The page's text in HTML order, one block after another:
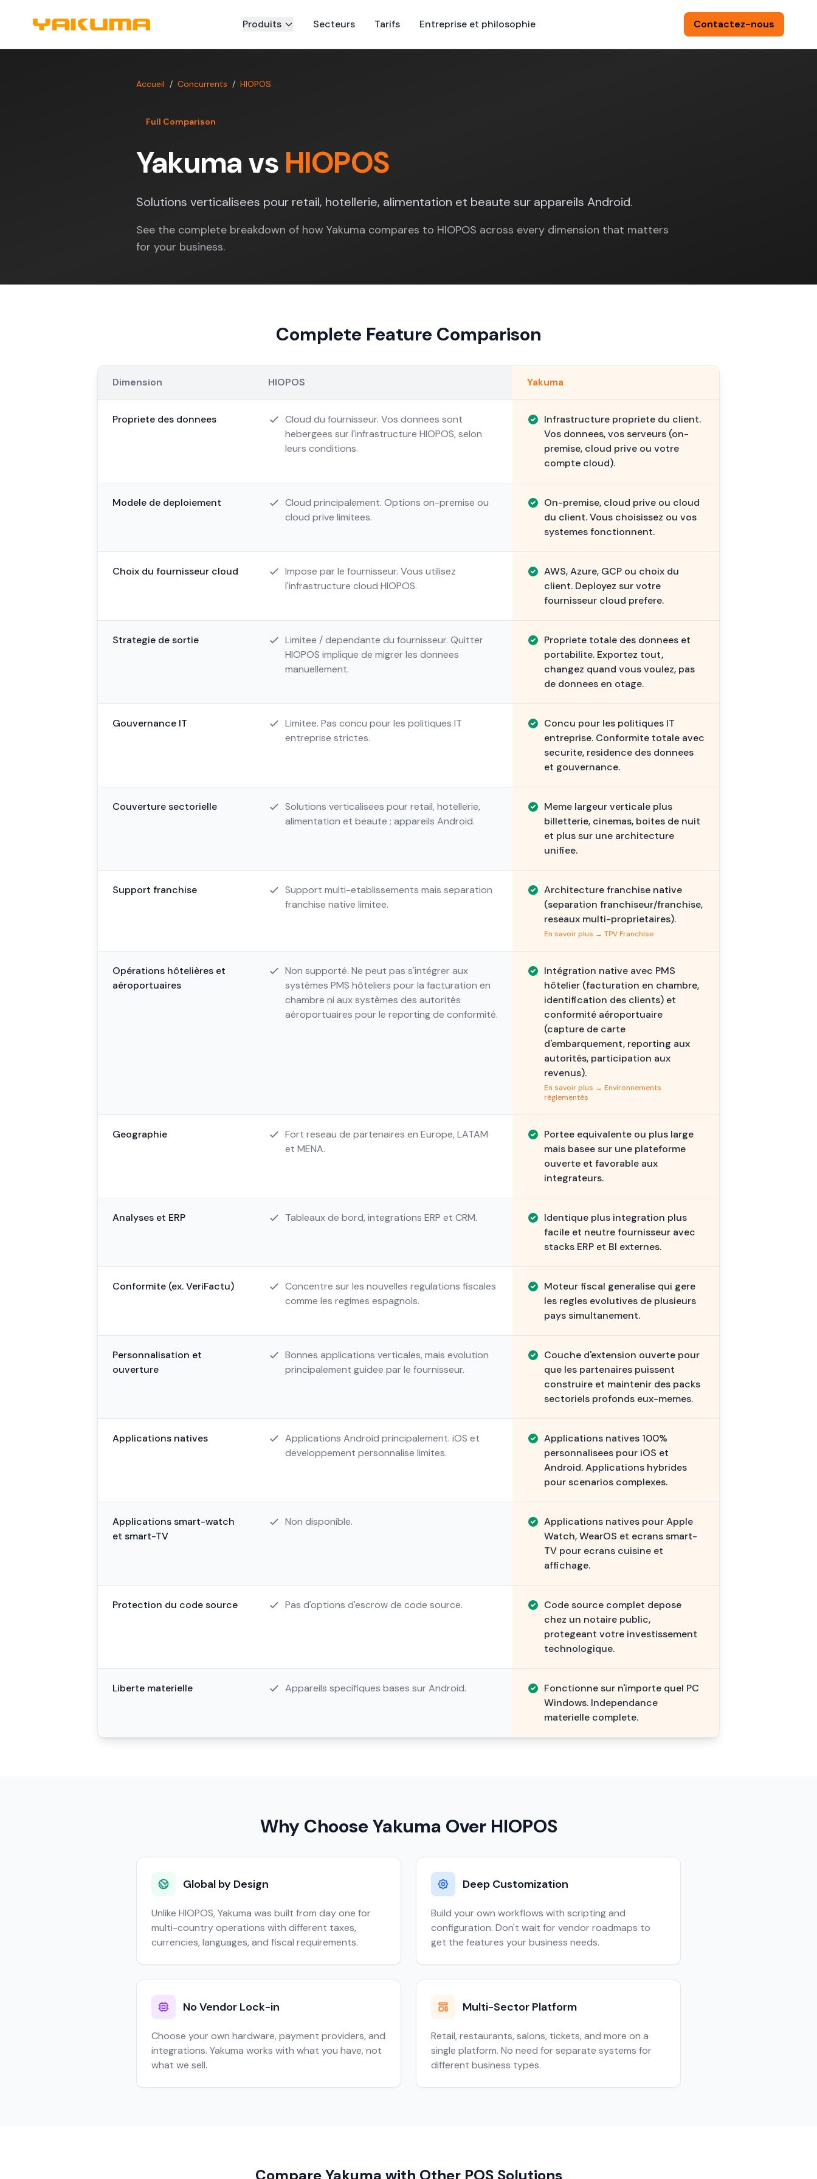
Produits
Secteurs Tarifs Entreprise et philosophie Contactez-nous
Accueil / Concurrents / HIOPOS
Full Comparison
Yakuma vs HIOPOS
Solutions verticalisees pour retail, hotellerie, alimentation et beaute sur appareils Android.
See the complete breakdown of how Yakuma compares to HIOPOS across every dimension that matters
for your business.
Complete Feature Comparison
Dimension HIOPOS Yakuma
Propriete des donnees
Cloud du fournisseur. Vos donnees sont
hebergees sur l'infrastructure HIOPOS, selon
leurs conditions.
Infrastructure propriete du client.
Vos donnees, vos serveurs (on-
premise, cloud prive ou votre
compte cloud).
Modele de deploiement
Cloud principalement. Options on-premise ou
cloud prive limitees.
On-premise, cloud prive ou cloud
du client. Vous choisissez ou vos
systemes fonctionnent.
Choix du fournisseur cloud
Impose par le fournisseur. Vous utilisez
l'infrastructure cloud HIOPOS.
AWS, Azure, GCP ou choix du
client. Deployez sur votre
fournisseur cloud prefere.
Strategie de sortie
Limitee / dependante du fournisseur. Quitter
HIOPOS implique de migrer les donnees
manuellement.
Propriete totale des donnees et
portabilite. Exportez tout,
changez quand vous voulez, pas
de donnees en otage.
Gouvernance IT
Limitee. Pas concu pour les politiques IT
entreprise strictes.
Concu pour les politiques IT
entreprise. Conformite totale avec
securite, residence des donnees
et gouvernance.
Couverture sectorielle
Solutions verticalisees pour retail, hotellerie,
alimentation et beaute ; appareils Android.
Meme largeur verticale plus
billetterie, cinemas, boites de nuit
et plus sur une architecture
unifiee.
Support franchise
Support multi-etablissements mais separation
franchise native limitee.
Architecture franchise native
(separation franchiseur/franchise,
reseaux multi-proprietaires).
En savoir plus → TPV Franchise
Opérations hôtelières et
aéroportuaires
Non supporté. Ne peut pas s'intégrer aux
systèmes PMS hôteliers pour la facturation en
chambre ni aux systèmes des autorités
aéroportuaires pour le reporting de conformité.
Intégration native avec PMS
hôtelier (facturation en chambre,
identification des clients) et
conformité aéroportuaire
(capture de carte
d'embarquement, reporting aux
autorités, participation aux
revenus).
En savoir plus → Environnements
réglementés
Geographie
Fort reseau de partenaires en Europe, LATAM
et MENA.
Portee equivalente ou plus large
mais basee sur une plateforme
ouverte et favorable aux
integrateurs.
Analyses et ERP Tableaux de bord, integrations ERP et CRM.
Identique plus integration plus
facile et neutre fournisseur avec
stacks ERP et BI externes.
Conformite (ex. VeriFactu)
Concentre sur les nouvelles regulations fiscales
comme les regimes espagnols.
Moteur fiscal generalise qui gere
les regles evolutives de plusieurs
pays simultanement.
Personnalisation et
ouverture
Bonnes applications verticales, mais evolution
principalement guidee par le fournisseur.
Couche d'extension ouverte pour
que les partenaires puissent
construire et maintenir des packs
sectoriels profonds eux-memes.
Applications natives
Applications Android principalement. iOS et
developpement personnalise limites.
Applications natives 100%
personnalisees pour iOS et
Android. Applications hybrides
pour scenarios complexes.
Applications smart-watch
et smart-TV
Non disponible.
Applications natives pour Apple
Watch, WearOS et ecrans smart-
TV pour ecrans cuisine et
affichage.
Protection du code source Pas d'options d'escrow de code source.
Code source complet depose
chez un notaire public,
protegeant votre investissement
technologique.
Liberte materielle Appareils specifiques bases sur Android.
Fonctionne sur n'importe quel PC
Windows. Independance
materielle complete.
Why Choose Yakuma Over HIOPOS
Global by Design
Unlike HIOPOS, Yakuma was built from day one for
multi-country operations with different taxes,
currencies, languages, and fiscal requirements.
Deep Customization
Build your own workflows with scripting and
configuration. Don't wait for vendor roadmaps to
get the features your business needs.
No Vendor Lock-in
Choose your own hardware, payment providers, and
integrations. Yakuma works with what you have, not
what we sell.
Multi-Sector Platform
Retail, restaurants, salons, tickets, and more on a
single platform. No need for separate systems for
different business types.
Compare Yakuma with Other POS Solutions